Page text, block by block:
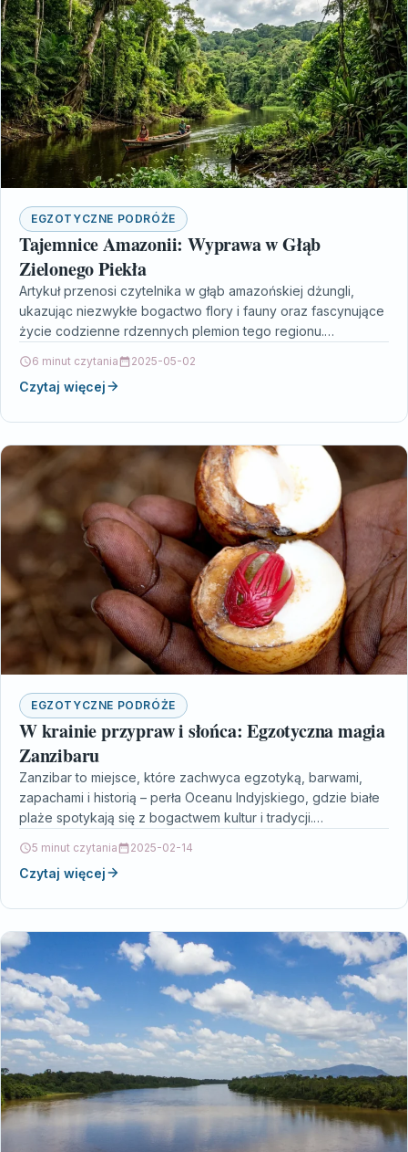
EGZOTYCZNE PODRÓŻE
Tajemnice Amazonii: Wyprawa w Głąb
Zielonego Piekła
Artykuł przenosi czytelnika w głąb amazońskiej dżungli,
ukazując niezwykłe bogactwo flory i fauny oraz fascynujące
życie codzienne rdzennych plemion tego regionu.
6 minut czytania 2025-05-02
Czytaj więcej
EGZOTYCZNE PODRÓŻE
W krainie przypraw i słońca: Egzotyczna magia
Zanzibaru
Zanzibar to miejsce, które zachwyca egzotyką, barwami,
zapachami i historią – perła Oceanu Indyjskiego, gdzie białe
plaże spotykają się z bogactwem kultur i tradycji.…
5 minut czytania 2025-02-14
Czytaj więcej